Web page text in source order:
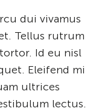
dui vivamus
Tellus rutrum
Id eu nisl
Eleifend mi
ultrices
lectus.